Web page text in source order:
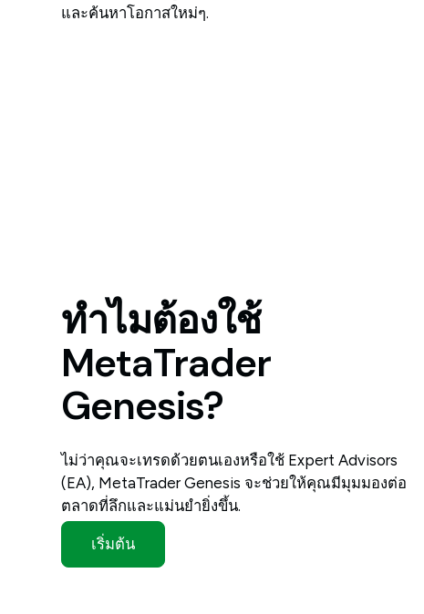
และค้นหาโอกาสใหม่ๆ.
ทำไมต้องใช้
MetaTrader
Genesis?
ไม่ว่าคุณจะเทรดด้วยตนเองหรือใช้ Expert Advisors
(EA), MetaTrader Genesis จะช่วยให้คุณมีมุมมองต่อ
ตลาดที่ลึกและแม่นยำยิ่งขึ้น.
เริ่มต้น